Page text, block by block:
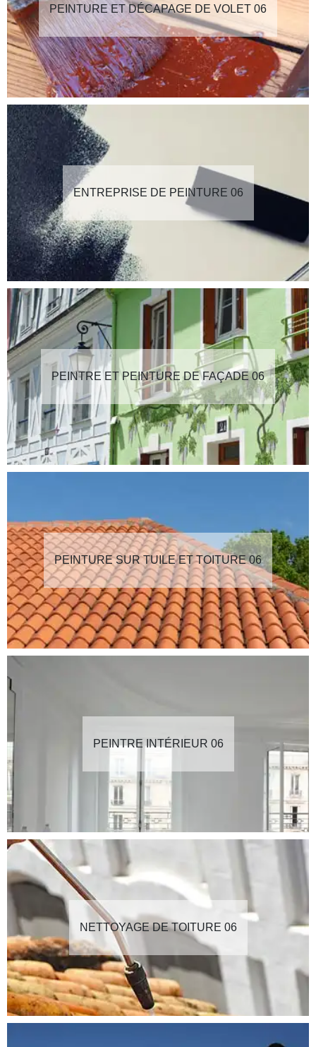
PEINTURE ET DÉCAPAGE DE VOLET 06
ENTREPRISE DE PEINTURE 06
PEINTRE ET PEINTURE DE FAÇADE 06
PEINTURE SUR TUILE ET TOITURE 06
PEINTRE INTÉRIEUR 06
NETTOYAGE DE TOITURE 06